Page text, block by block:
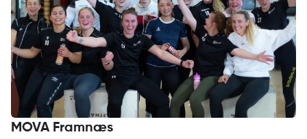
MOVA Framnæs